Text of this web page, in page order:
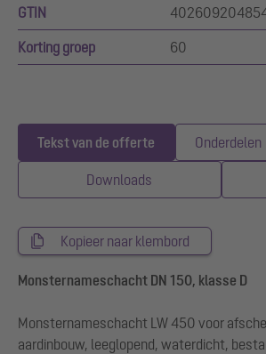
GTIN
Korting groep 60
Tekst van de offerte Onderdelen
Downloads
Kopieer naar klembord
Monsternameschacht DN 150, klasse D
Monsternameschacht LW 450 voor
aardinbouw, leeglopend, waterdicht,